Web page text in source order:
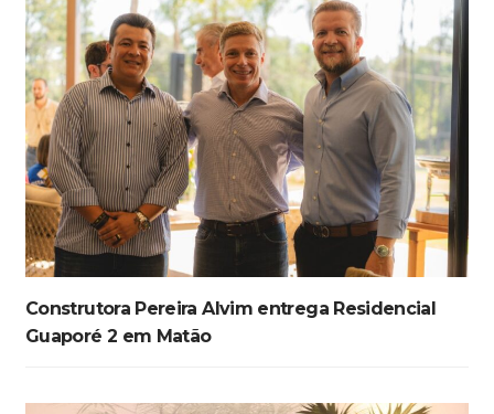
Construtora Pereira Alvim entrega Residencial
Guaporé 2 em Matão